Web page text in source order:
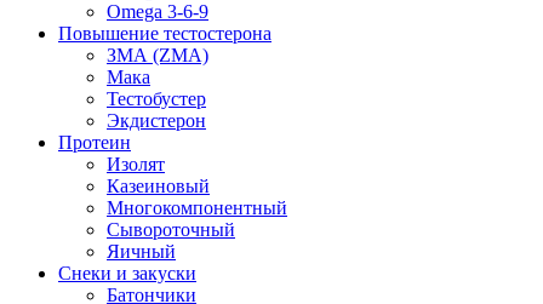
Omega 3-6-9
Повышение тестостерона
ЗМА (ZMA)
Мака
Тестобустер
Экдистерон
Протеин
Изолят
Казеиновый
Многокомпонентный
Сывороточный
Яичный
Снеки и закуски
Батончики